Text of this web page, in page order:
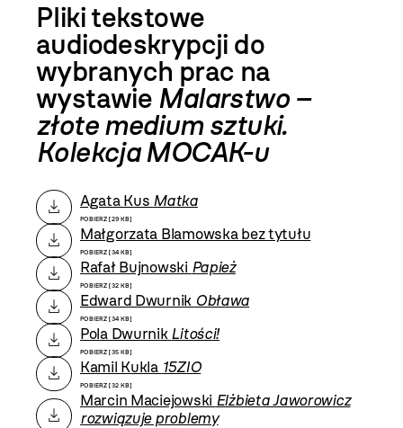
Pliki tekstowe
audiodeskrypcji do
wybranych prac na
wystawie Malarstwo –
złote medium sztuki.
Kolekcja MOCAK-u
Agata Kus Matka
POBIERZ [29 KB]
Małgorzata Blamowska bez tytułu
POBIERZ [34 KB]
Rafał Bujnowski Papież
POBIERZ [32 KB]
Edward Dwurnik Obława
POBIERZ [34 KB]
Pola Dwurnik Litości!
POBIERZ [35 KB]
Kamil Kukla 15ZIO
POBIERZ [32 KB]
Marcin Maciejowski Elżbieta Jaworowicz
rozwiązuje problemy